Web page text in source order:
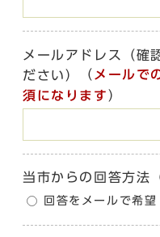
メールアドレス（確
ださい）
（ メールで
須になります ）
当市からの回答方法
回答をメールで希望